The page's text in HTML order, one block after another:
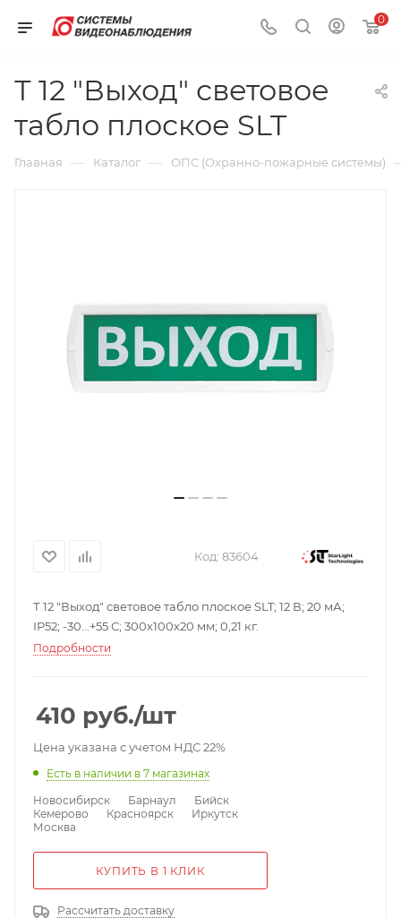
0
Т 12 "Выход" световое
табло плоское SLT
Главная — Каталог — ОПС (Охранно-пожарные системы)
Код: 83604
Т 12 "Выход" световое табло плоское SLT; 12 В; 20 мА;
IP52; -30...+55 С; 300х100х20 мм; 0,21 кг.
Подробности
410 руб./шт
Цена указана с учетом НДС 22%
Есть в наличии в 7 магазинах
Новосибирск
Барнаул
Бийск
Кемерово
Красноярск
Иркутск
Москва
КУПИТЬ В 1 КЛИК
Рассчитать доставку